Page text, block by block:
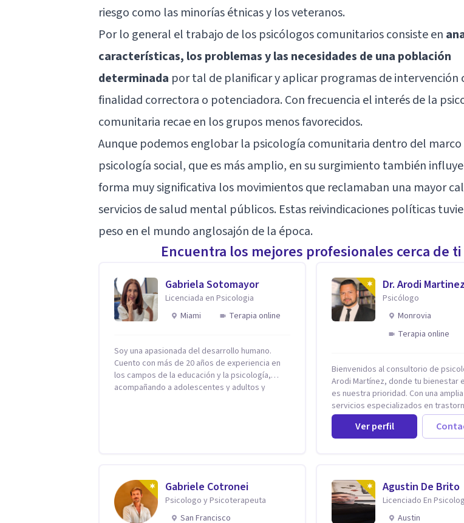
riesgo como las minorías étnicas y los veteranos.
Por lo general el trabajo de los psicólogos comunitarios consiste en
características, los problemas y las necesidades de una población
determinada por tal de planificar y aplicar programas de intervención
finalidad correctora o potenciadora. Con frecuencia el interés de la
comunitaria recae en los grupos menos favorecidos.
Aunque podemos englobar la psicología comunitaria dentro del marco
psicología social, que es más amplio, en su surgimiento también
forma muy significativa los movimientos que reclamaban una mayor
servicios de salud mental públicos. Estas reivindicaciones políticas
peso en el mundo anglosajón de la época.
Encuentra los mejores profesionales cerca de ti
Gabriela Sotomayor
Licenciada en Psicologia
Miami
Terapia online
Soy una apasionada del desarrollo humano.
Cuento con más de 20 años de experiencia en
los campos de la educación y la psicología,
acompañando a adolescentes y adultos y
nuestras experiencias influyen en nuestra forma
de sentir, pensar y relacionarnos. Mi misión es
ofrecer un espacio de acompañamiento en
Dr. Arodi Martinez
Psicólogo
Monrovia
Terapia online
Bienvenidos al consultorio de
Arodi Martínez, donde tu bienestar
es nuestra prioridad. Con una
servicios especializados en
ansiedad, depresión y otros
emocionales, estamos dedicados a
mejor tratamiento para mejorar tu
satisfacer tus necesidades
para Trastornos de Ansiedad y
Somos expertos en el tratamiento
ansiedad y la depresión, utilizando
Ver perfil
Gabriele Cotronei
Psicologo y Psicoterapeuta
San Francisco
Agustin De Brito
Licenciado En
Austin